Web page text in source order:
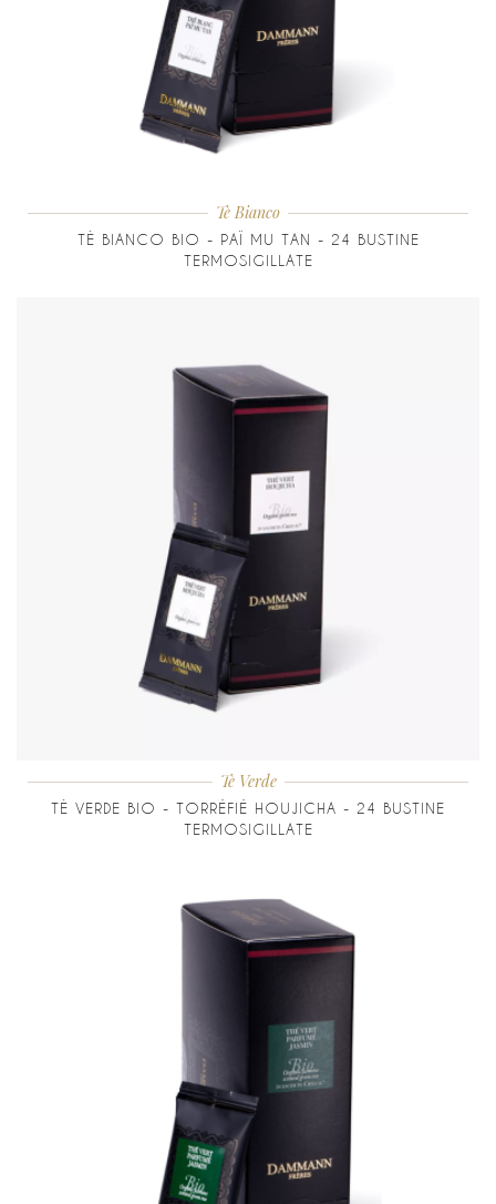
Tè Bianco
TÈ BIANCO BIO - PAÏ MU TAN - 24 BUSTINE
TERMOSIGILLATE
Tè Verde
TÈ VERDE BIO - TORRÉFIÉ HOUJICHA - 24 BUSTINE
TERMOSIGILLATE